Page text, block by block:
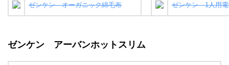
ゼンケン オーガニック綿毛布 ゼンケン 1人用電
ゼンケン アーバンホットスリム